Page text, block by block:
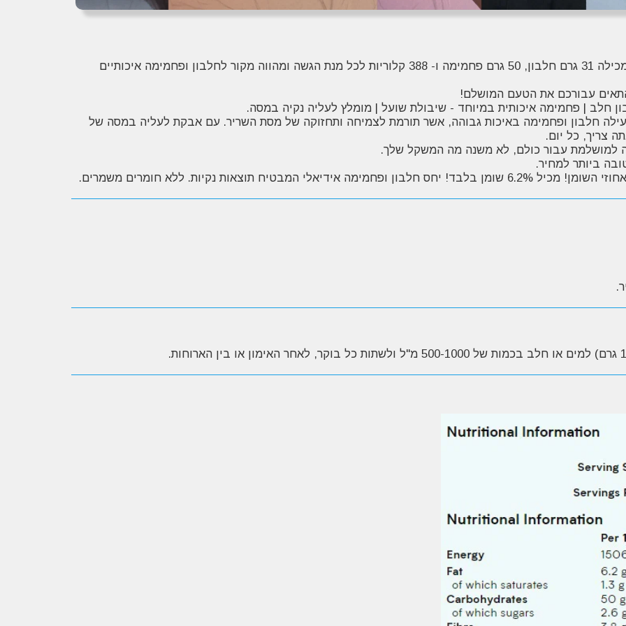
אבקת גיינר לעלייה במסה Weight Gainer Blend מכילה 31 גרם חלבון, 50 גרם פחמימה ו- 388 קלוריות לכל מנת הגשה ומהווה מקור לחלבון ופחמימה איכותיים
עבורכם את הטעם המושלם!
חלב | פחמימה איכותית במיוחד - שיבולת שועל | מומלץ לעליה נקיה במסה.
חלבון ופחמימה באיכות גבוהה, אשר תורמת לצמיחה ותחזוקה של מסת השריר. עם אבקת לעליה במסה של
צריך, כל יום.
למושלמת עבור כולם, לא משנה מה המשקל שלך.
ביותר למחיר.
תוצאות נקיות. ללא חומרים משמרים.